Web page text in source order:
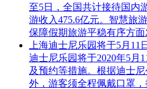
至5日，全国共计接待国内
游收入475.6亿元。智慧旅
保障假期旅游平稳有序方面
上海迪士尼乐园将于5月
迪士尼乐园将于2020年5月
及预约等措施。根据迪士
外，游客须全程佩戴口罩，